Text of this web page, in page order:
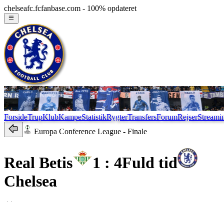
chelseafc.fcfanbase.com - 100% opdateret
ForsideTrupKlubKampeStatistikRygterTransfersForumRejser
Europa Conference League - Finale
Real Betis 1 : 4Fuld tid
Chelsea